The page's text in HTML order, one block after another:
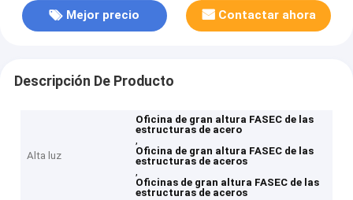
Mejor precio Contactar ahora
Descripción De Producto
Alta luz
Oficina de gran altura FASEC de las
estructuras de acero
,
Oficina de gran altura FASEC de las
estructuras de aceros
,
Oficinas de gran altura FASEC de las
estructuras de aceros